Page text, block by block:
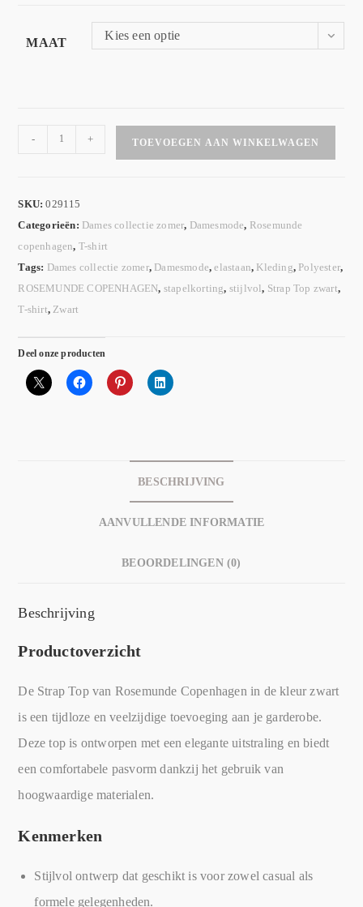
MAAT
Kies een optie
- + TOEVOEGEN AAN WINKELWAGEN
SKU:029115
Categorieën: Dames collectie zomer, Damesmode, Rosemunde
copenhagen, T-shirt
Tags: Dames collectie zomer, Damesmode,elastaan, Kleding, Polyester,
ROSEMUNDE COPENHAGEN, stapelkorting, stijlvol, Strap Top zwart,
T-shirt, Zwart
Deel onze producten
BESCHRIJVING
AANVULLENDE INFORMATIE
BEOORDELINGEN (0)
Beschrijving
Productoverzicht
De Strap Top van Rosemunde Copenhagen in de kleur zwart
is een tijdloze en veelzijdige toevoeging aan je garderobe.
Deze top is ontworpen met een elegante uitstraling en biedt
een comfortabele pasvorm dankzij het gebruik van
hoogwaardige materialen.
Kenmerken
Stijlvol ontwerp dat geschikt is voor zowel casual als
formele gelegenheden.